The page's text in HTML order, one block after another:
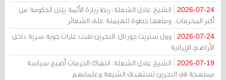
2026-07-24
الشيخ عادل الشعلة: ربط زيارة الأئمة بإذن الحكومة من
أكبر المحرمات.. ومنعها خطوة للهيمنة على الشعائر
2026-07-24
وول ستريت جورنال: البحرين نفذت غارات جوية سرية داخل
الأراضي الإيرانية
2026-07-19
الشيخ عادل الشعلة: انتهاك الحرمات أصبح سياسة
ممنهجة في البحرين تستهدف الشيعة وعلماءهم